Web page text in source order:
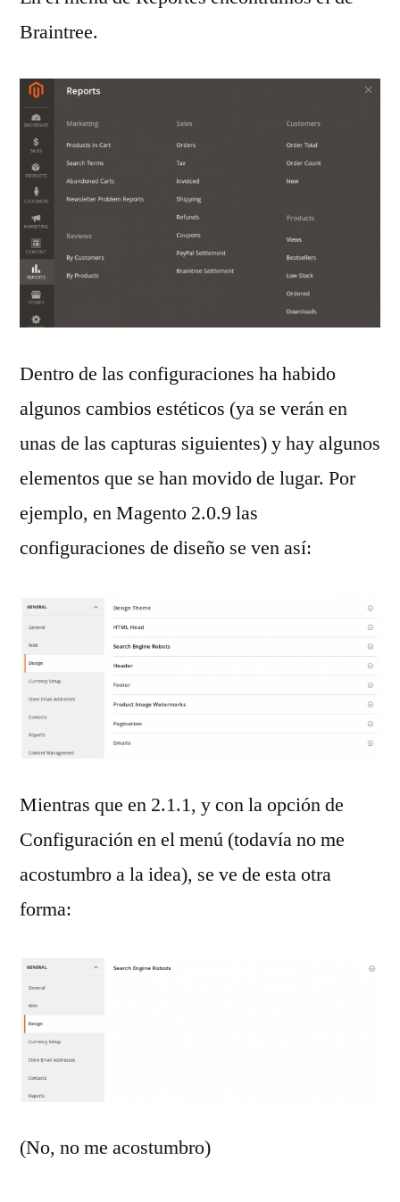
Braintree.
Dentro de las configuraciones ha habido
algunos cambios estéticos (ya se verán en
unas de las capturas siguientes) y hay algunos
elementos que se han movido de lugar. Por
ejemplo, en Magento 2.0.9 las
configuraciones de diseño se ven así:
Mientras que en 2.1.1, y con la opción de
Configuración en el menú (todavía no me
acostumbro a la idea), se ve de esta otra
forma:
(No, no me acostumbro)